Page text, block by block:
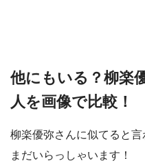
他にもいる？柳楽
人を画像で比較！
柳楽優弥さんに似てると
まだいらっしゃいます！